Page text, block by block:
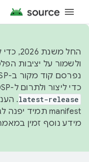
החל
ולשמור על יציבות
כדי ליצור ולתרום ל-AOSP, צריך להשתמש ב-
latest-release
.
מידע נוסף זמין